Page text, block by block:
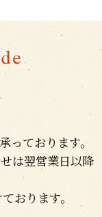
っております。
は翌営業日以降
おります。